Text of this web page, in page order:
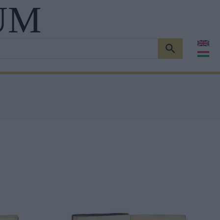
KERESÉS